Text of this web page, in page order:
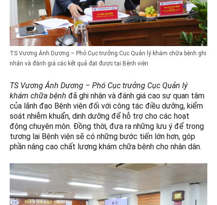
TS Vương Ánh Dương – Phó Cục trưởng Cục Quản lý khám chữa bệnh ghi
nhận và đánh giá các kết quả đạt được tại Bệnh viện
TS Vương Ánh Dương – Phó Cục trưởng Cục Quản lý
khám chữa bệnh đã ghi nhận và đánh giá cao sự quan tâm
của lãnh đạo Bệnh viện đối với công tác điều dưỡng, kiểm
soát nhiễm khuẩn, dinh dưỡng để hỗ trợ cho các hoạt
động chuyên môn. Đồng thời, đưa ra những lưu ý để trong
tương lai Bệnh viện sẽ có những bước tiến lớn hơn, góp
phần nâng cao chất lượng khám chữa bệnh cho nhân dân.